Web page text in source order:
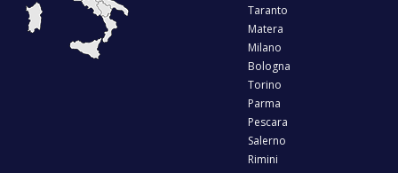
Taranto
Matera
Milano
Bologna
Torino
Parma
Pescara
Salerno
Rimini